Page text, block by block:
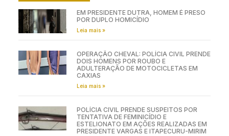
EM PRESIDENTE DUTRA, HOMEM É PRESO
POR DUPLO HOMICÍDIO
Leia mais »
OPERAÇÃO CHEVAL: POLÍCIA CIVIL PRENDE
DOIS HOMENS POR ROUBO E
ADULTERAÇÃO DE MOTOCICLETAS EM
CAXIAS
Leia mais »
POLÍCIA CIVIL PRENDE SUSPEITOS POR
TENTATIVA DE FEMINICÍDIO E
ESTELIONATO EM AÇÕES REALIZADAS EM
PRESIDENTE VARGAS E ITAPECURU-MIRIM